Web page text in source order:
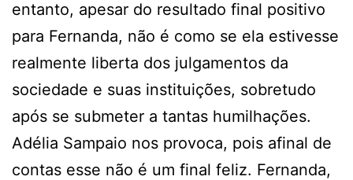
entanto, apesar do resultado final positivo
para Fernanda, não é como se ela estivesse
realmente liberta dos julgamentos da
sociedade e suas instituições, sobretudo
após se submeter a tantas humilhações.
Adélia Sampaio nos provoca, pois afinal de
contas esse não é um final feliz. Fernanda,